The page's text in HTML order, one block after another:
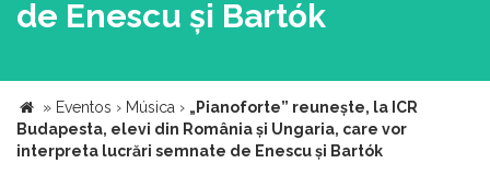
de Enescu și Bartók
» Eventos › Música › „Pianoforte” reunește, la ICR
Budapesta, elevi din România și Ungaria, care vor
interpreta lucrări semnate de Enescu și Bartók